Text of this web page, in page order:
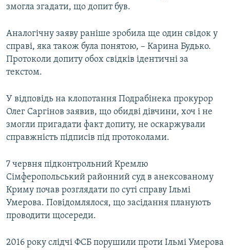
змогла згадати, що допит був.
Аналогічну заяву раніше зробила ще один свідок у
справі, яка також була понятою, – Карина Будько.
Протоколи допиту обох свідків ідентичні за
текстом.
У відповідь на клопотання Подрабінека прокурор
Олег Саргінов заявив, що обидві дівчини, хоч і не
змогли пригадати факт допиту, не оскаржували
справжність підписів під протоколами.
7 червня підконтрольний Кремлю
Сімферопольський районний суд в анексованому
Криму почав розглядати по суті справу Ільмі
Умерова. Повідомлялося, що засідання планують
проводити щосереди.
2016 року слідчі ФСБ порушили проти Ільмі Умерова